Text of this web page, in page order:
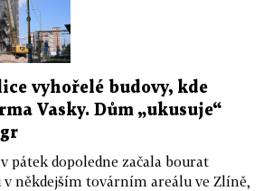
vyhořelé budovy, kde
Vasky. Dům „ukusuje“
pátek dopoledne začala bourat
v někdejším továrním areálu ve Zlíně,